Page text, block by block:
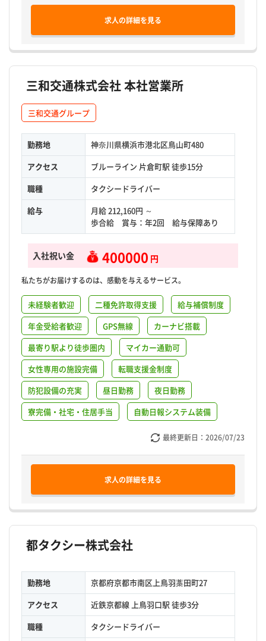
求人の詳細を見る
三和交通株式会社 本社営業所
三和交通グループ
勤務地
神奈川県横浜市港北区鳥山町480
アクセス
ブルーライン 片倉町駅 徒歩15分
職種
タクシードライバー
給与
月給 212,160円 ～
歩合給 賞与：年2回 給与保障あり
入社祝い金 400000 円
私たちがお届けするのは、感動を与えるサービス。
未経験者歓迎 二種免許取得支援
給与補償制度
年金受給者歓迎
GPS無線
カーナビ搭載
最寄り駅より徒歩圏内
マイカー通勤可
女性専用の施設完備
転職支援金制度
防犯設備の充実
昼日勤務
夜日勤務
寮完備・社宅・住居手当
自動日報システム装備
最終更新日： 2026/07/23
求人の詳細を見る
都タクシー株式会社
勤務地
京都府京都市南区上鳥羽藁田町27
アクセス
近鉄京都線 上鳥羽口駅 徒歩3分
職種
タクシードライバー